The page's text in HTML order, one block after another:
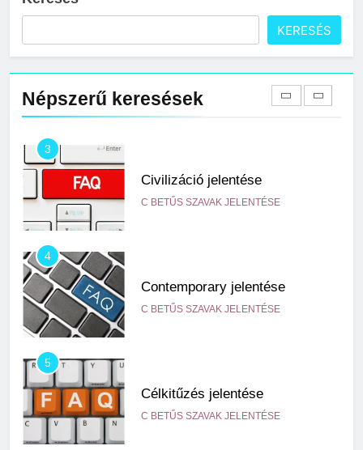
KERESÉS
Népszerű keresések
2
Cingár jelentése
C BETŰS SZAVAK JELENTÉSE
3
Civilizáció jelentése
C BETŰS SZAVAK JELENTÉSE
4
Contemporary jelentése
C BETŰS SZAVAK JELENTÉSE
5
Célkitűzés jelentése
C BETŰS SZAVAK JELENTÉSE